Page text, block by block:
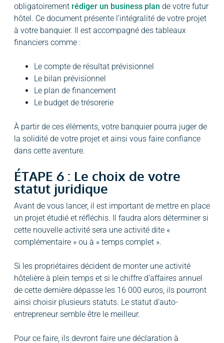
obligatoirement rédiger un business plan de votre futur
hôtel. Ce document présente l’intégralité de votre projet
à votre banquier. Il est accompagné des tableaux
financiers comme :
Le compte de résultat prévisionnel
Le bilan prévisionnel
Le plan de financement
Le budget de trésorerie
À partir de ces éléments, votre banquier pourra juger de
la solidité de votre projet et ainsi vous faire confiance
dans cette aventure.
ÉTAPE 6 : Le choix de votre
statut juridique
Avant de vous lancer, il est important de mettre en place
un projet étudié et réfléchis. Il faudra alors déterminer si
cette nouvelle activité sera une activité dite «
complémentaire » ou à « temps complet ».
Si les propriétaires décident de monter une activité
hôtelière à plein temps et si le chiffre d’affaires annuel
de cette dernière dépasse les 16 000 euros, ils pourront
ainsi choisir plusieurs statuts. Le statut d’auto-
entrepreneur semble être le meilleur.
Pour ce faire, ils devront faire une déclaration à